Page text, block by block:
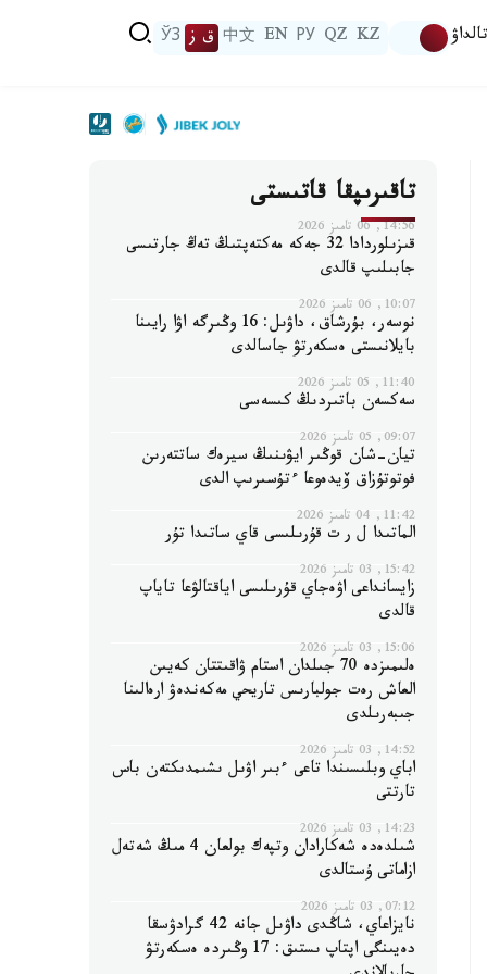
تالداۋ KZ
QZ
РУ
EN
中文 ق ز ЎЗ
تاقىرىپقا قاتىستى
14:56, 06 تامىز 2026
قىزىلوردادا 32 جەكە مەكتەپتىڭ تەڭ جارتىسى
جابىلىپ قالدى
10:07, 06 تامىز 2026
نوسەر، بۇرشاق، داۋىل: 16 وڭىرگە اۋا رايىنا
بايلانىستى ەسكەرتۋ جاسالدى
11:40, 05 تامىز 2026
سەكسەن باتىردىڭ كىسەسى
09:07, 05 تامىز 2026
تيان-شان قوڭىر ايۋىنىڭ سيرەك ساتتەرىن
فوتوتۇزاق ۆيدەوعا ءتۇسىرىپ الدى
11:42, 04 تامىز 2026
الماتىدا ل ر ت قۇرىلىسى قاي ساتىدا تۇر
15:42, 03 تامىز 2026
زايسانداعى اۋەجاي قۇرىلىسى اياقتالۋعا تاياپ
قالدى
15:06, 03 تامىز 2026
ەلىمىزدە 70 جىلدان استام ۋاقىتتان كەيىن
العاش رەت جولبارىس تاريحي مەكەندەۋ ارەالىنا
جىبەرىلدى
14:52, 03 تامىز 2026
اباي وبلىسىندا تاعى ءبىر اۋىل ىشىمدىكتەن باس
تارتتى
14:23, 03 تامىز 2026
شىلدەدە شەكارادان وتپەك بولعان 4 مىڭ شەتەل
ازاماتى ۇستالدى
07:12, 03 تامىز 2026
نايزاعاي، شاڭدى داۋىل جانە 42 گرادۋسقا
دەيىنگى اپتاپ ىستىق: 17 وڭىردە ەسكەرتۋ